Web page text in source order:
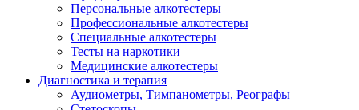
Персональные алкотестеры
Профессиональные алкотестеры
Специальные алкотестеры
Тесты на наркотики
Медицинские алкотестеры
Диагностика и терапия
Аудиометры, Тимпанометры, Реографы